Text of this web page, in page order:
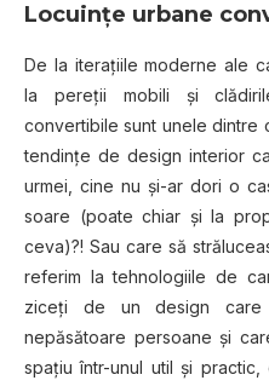
Locuinţe urbane
De la iteraţiile moderne ale
la pereţii mobili şi
convertibile sunt unele dintre
tendinţe de design interior
urmei, cine nu şi-ar dori o
soare (poate chiar şi la
ceva)?! Sau care să
referim la tehnologiile de
ziceţi de un design
nepăsătoare persoane şi
spaţiu într-unul util şi